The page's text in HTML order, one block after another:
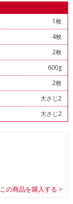
1枚
4枚
2枚
600g
2枚
大さじ2
大さじ2
この商品を購入する >